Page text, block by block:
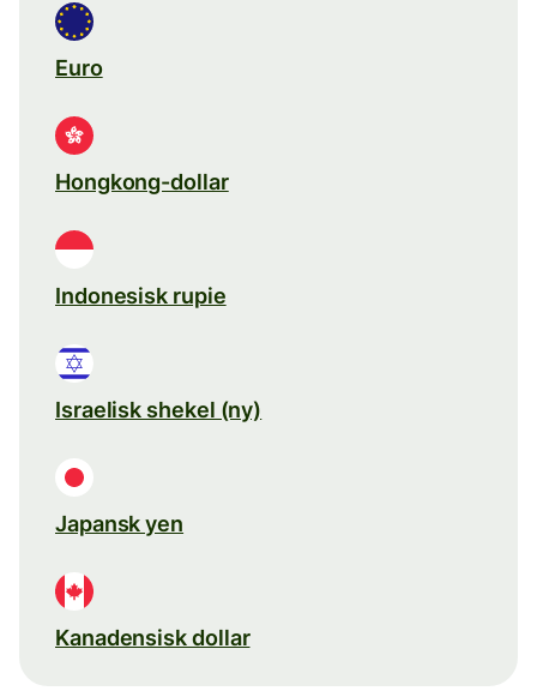
Euro
Hongkong-dollar
Indonesisk rupie
Israelisk shekel (ny)
Japansk yen
Kanadensisk dollar